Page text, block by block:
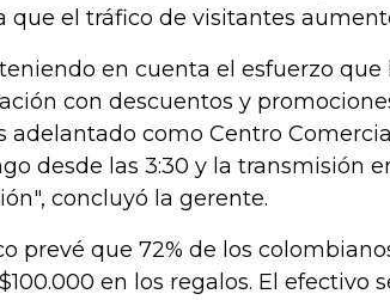
que el tráfico de visitantes
en cuenta el esfuerzo que
con descuentos y
adelantado como Centro
desde las 3:30 y la transmisión
concluyó la gerente.
prevé que 72% de los
en los regalos. El efectivo